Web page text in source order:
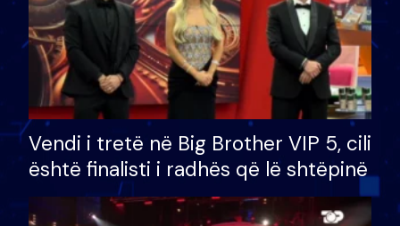
Vendi i tretë në Big Brother VIP 5, cili
është finalisti i radhës që lë shtëpinë